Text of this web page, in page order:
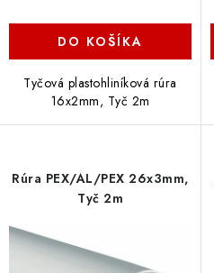
DO KOŠÍKA
Tyčová plastohliníková rúra
16x2mm, Tyč 2m
Rúra PEX/AL/PEX 26x3mm,
Tyč 2m